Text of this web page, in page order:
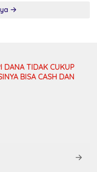
DANA TIDAK CUKUP
BISA CASH DAN